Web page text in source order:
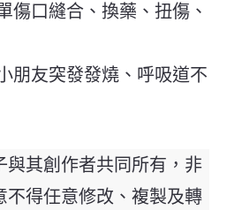
傷口縫合、換藥、扭傷、
朋友突發發燒、呼吸道不
與其創作者共同所有，非
不得任意修改、複製及轉